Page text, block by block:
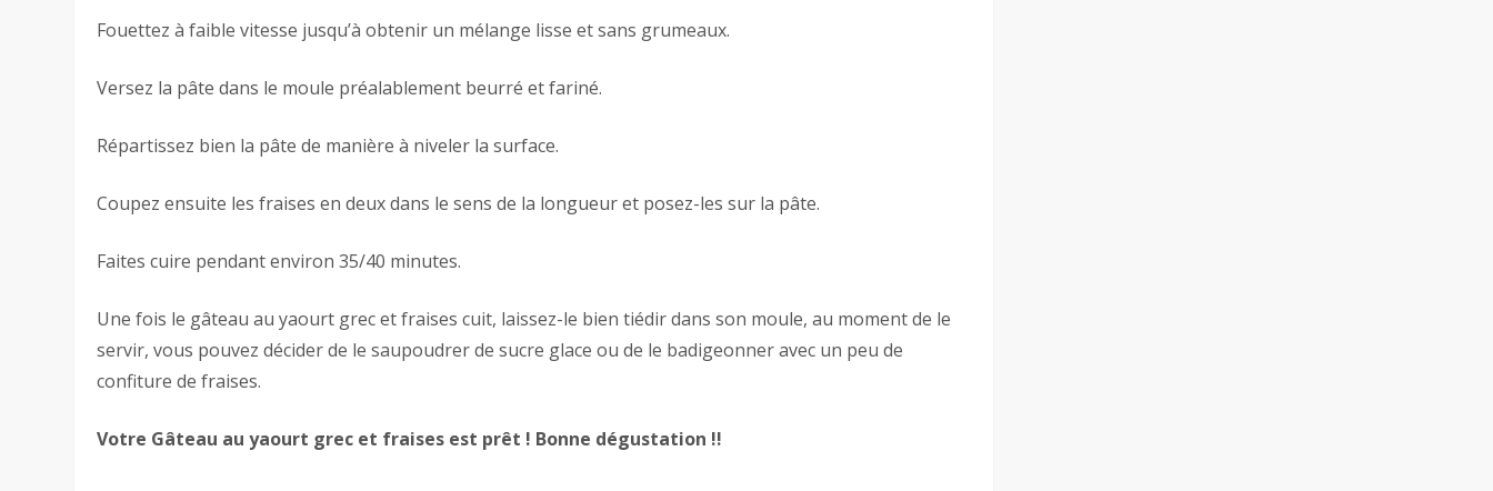
Fouettez à faible vitesse jusqu’à obtenir un mélange lisse et sans grumeaux.
Versez la pâte dans le moule préalablement beurré et fariné.
Répartissez bien la pâte de manière à niveler la surface.
Coupez ensuite les fraises en deux dans le sens de la longueur et posez-les sur la pâte.
Faites cuire pendant environ 35/40 minutes.
Une fois le gâteau au yaourt grec et fraises cuit, laissez-le bien tiédir dans son moule, au moment de le
servir, vous pouvez décider de le saupoudrer de sucre glace ou de le badigeonner avec un peu de
confiture de fraises.
Votre Gâteau au yaourt grec et fraises est prêt ! Bonne dégustation !!